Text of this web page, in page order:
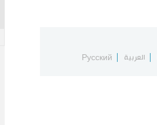
العربية Русский